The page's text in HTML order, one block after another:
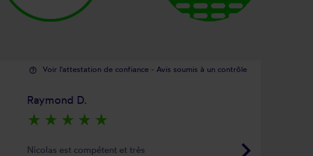
help_outline Voir l'attestation de confiance - Avis soumis à un contrôle
Raymond D.
star_rate star_rate star_rate star_rate star_rate
Nicolas est compétent et très